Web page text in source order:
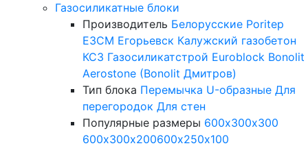
Газосиликатные блоки
Производитель Белорусские Poritep
ЕЗСМ Егорьевск Калужский газобетон
КСЗ Газосиликатстрой Euroblock Bonolit
Aerostone (Bonolit Дмитров)
Тип блока Перемычка U-образные Для
перегородок Для стен
Популярные размеры 600х300х300
600х300х200600х250х100